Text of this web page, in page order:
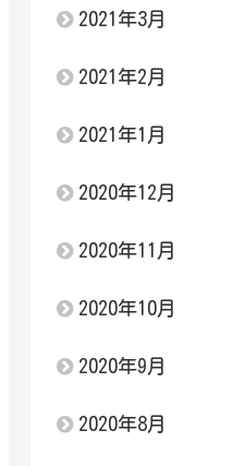
2021年3月
2021年2月
2021年1月
2020年12月
2020年11月
2020年10月
2020年9月
2020年8月